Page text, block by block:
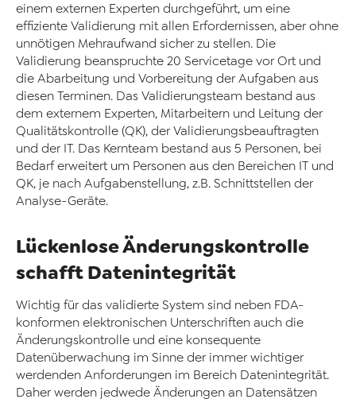
einem externen Experten durchgeführt, um eine
effiziente Validierung mit allen Erfordernissen, aber ohne
unnötigen Mehraufwand sicher zu stellen. Die
Validierung beanspruchte 20 Servicetage vor Ort und
die Abarbeitung und Vorbereitung der Aufgaben aus
diesen Terminen. Das Validierungsteam bestand aus
dem externem Experten, Mitarbeitern und Leitung der
Qualitätskontrolle (QK), der Validierungsbeauftragten
und der IT. Das Kernteam bestand aus 5 Personen, bei
Bedarf erweitert um Personen aus den Bereichen IT und
QK, je nach Aufgabenstellung, z.B. Schnittstellen der
Analyse-Geräte.
Lückenlose Änderungskontrolle
schafft Datenintegrität
Wichtig für das validierte System sind neben FDA-
konformen elektronischen Unterschriften auch die
Änderungskontrolle und eine konsequente
Datenüberwachung im Sinne der immer wichtiger
werdenden Anforderungen im Bereich Datenintegrität.
Daher werden jedwede Änderungen an Datensätzen